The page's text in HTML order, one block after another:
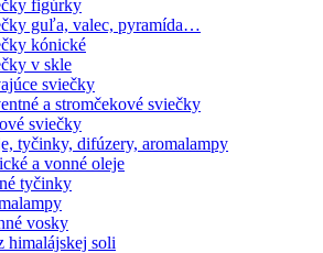
figúrky
guľa, valec, pyramída…
kónické
v skle
sviečky
a stromčekové sviečky
sviečky
tyčinky, difúzery, aromalampy
a vonné oleje
tyčinky
vosky
himalájskej soli